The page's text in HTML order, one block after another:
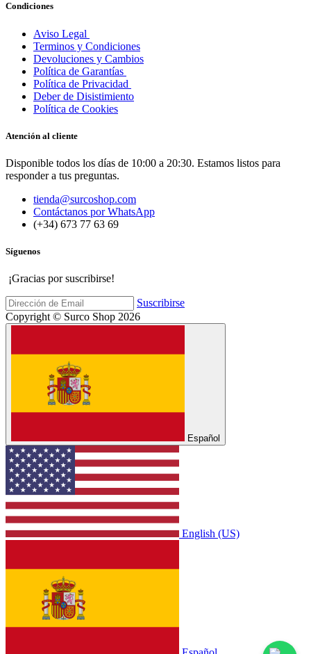
Condiciones
Aviso Legal
Terminos y Condiciones
Devoluciones y Cambios
Política de Garantías
Política de Privacidad
Deber de Disistimiento
Política de Cookies
Atención al cliente
Disponible todos los días de 10:00 a 20:30. Estamos listos para
responder a tus preguntas.
tienda@surcoshop.com
Contáctanos por WhatsApp
(+34) 673 77 63 69
Síguenos
¡Gracias por suscribirse!
Suscribirse
Copyright © Surco Shop 2026
Español
English (US)